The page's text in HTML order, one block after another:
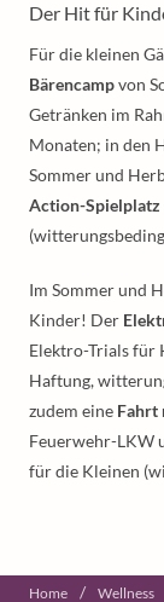
Der Hit für
Für die kleinen
Bärencampvon
Getränken im
Monaten; in den
Sommer und
Action-Spielplatz
Im Sommer und
Kinder! Der
Elektro-Trials für
Haftung,
zudem eine Fahrt
Feuerwehr-LKW
für die Kleinen
Home / Wellness